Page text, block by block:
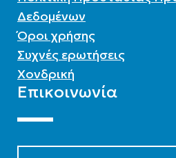
Δεδομένων
Όροι χρήσης
Συχνές ερωτήσεις
Χονδρική
Επικοινωνία